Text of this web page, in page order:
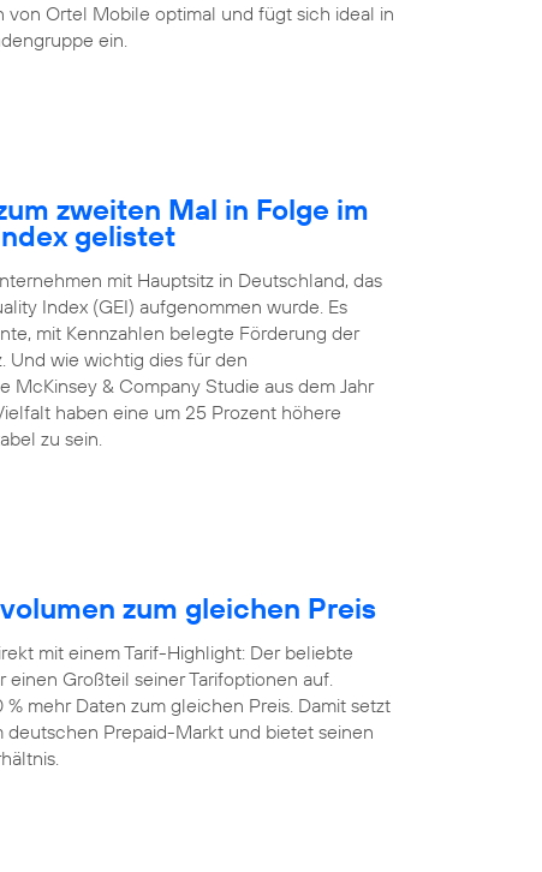
von Ortel Mobile optimal und fügt sich ideal in
ein.
zweiten Mal in Folge im
gelistet
mit Hauptsitz in Deutschland, das
Index (GEI) aufgenommen wurde. Es
mit Kennzahlen belegte Förderung der
Und wie wichtig dies für den
& Company Studie aus dem Jahr
haben eine um 25 Prozent höhere
zu sein.
zum gleichen Preis
mit einem Tarif-Highlight: Der beliebte
Großteil seiner Tarifoptionen auf.
mehr Daten zum gleichen Preis. Damit setzt
deutschen Prepaid-Markt und bietet seinen